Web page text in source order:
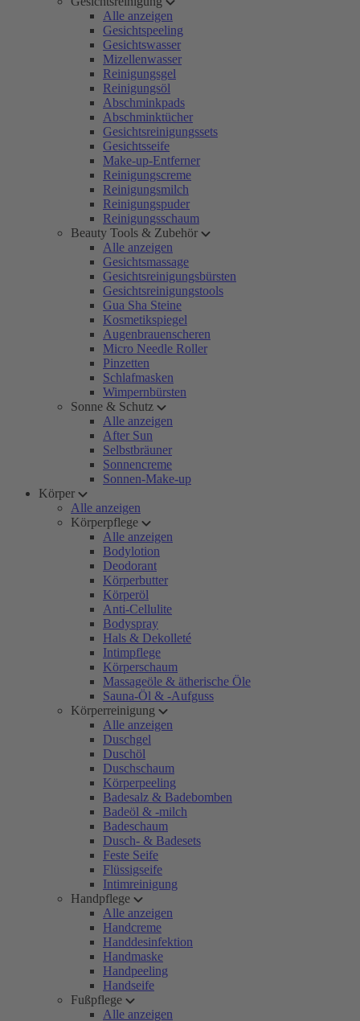
Alle anzeigen
Gesichtspeeling
Gesichtswasser
Mizellenwasser
Reinigungsgel
Reinigungsöl
Abschminkpads
Abschminktücher
Gesichtsreinigungssets
Gesichtsseife
Make-up-Entferner
Reinigungscreme
Reinigungsmilch
Reinigungspuder
Reinigungsschaum
Beauty Tools & Zubehör
Alle anzeigen
Gesichtsmassage
Gesichtsreinigungsbürsten
Gesichtsreinigungstools
Gua Sha Steine
Kosmetikspiegel
Augenbrauenscheren
Micro Needle Roller
Pinzetten
Schlafmasken
Wimpernbürsten
Sonne & Schutz
Alle anzeigen
After Sun
Selbstbräuner
Sonnencreme
Sonnen-Make-up
Körper
Alle anzeigen
Körperpflege
Alle anzeigen
Bodylotion
Deodorant
Körperbutter
Körperöl
Anti-Cellulite
Bodyspray
Hals & Dekolleté
Intimpflege
Körperschaum
Massageöle & ätherische Öle
Sauna-Öl & -Aufguss
Körperreinigung
Alle anzeigen
Duschgel
Duschöl
Duschschaum
Körperpeeling
Badesalz & Badebomben
Badeöl & -milch
Badeschaum
Dusch- & Badesets
Feste Seife
Flüssigseife
Intimreinigung
Handpflege
Alle anzeigen
Handcreme
Handdesinfektion
Handmaske
Handpeeling
Handseife
Fußpflege
Alle anzeigen